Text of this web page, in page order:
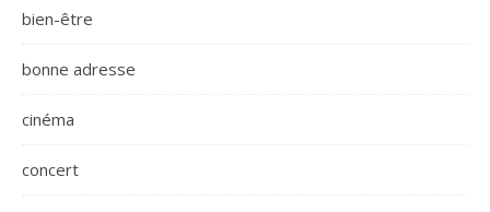
bien-être
bonne adresse
cinéma
concert